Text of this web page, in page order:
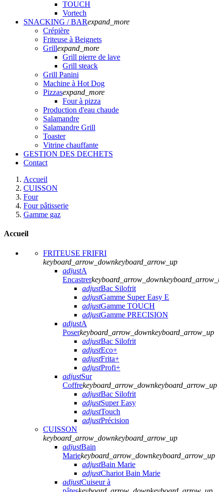
TOUCH
Vortech
SNACKING / BARexpand_more
Crépière
Friteuse à Beignets
Grillexpand_more
Grill pierre de lave
Grill steack
Grill Panini
Machine à Hot Dog
Pizzasexpand_more
Four à pizza
Production d'eau chaude
Salamandre
Salamandre Grill
Toaster
Vitrine chauffante
GESTION DES DECHETS
Contact
Accueil
CUISSON
Four
Four pâtisserie
Gamme gaz
Accueil
FRITEUSE FRIFRI
keyboard_arrow_downkeyboard_arrow_up
adjustA
Encastrerkeyboard_arrow_down
adjustBac Silofrit
adjustGamme Super Easy E
adjustGamme TOUCH
adjustGamme PRECISION
adjustA
Poserkeyboard_arrow_downkeyboard_arrow_up
adjustBac Silofrit
adjustEco+
adjustFrita+
adjustProfi+
adjustSur
Coffrekeyboard_arrow_downkeyboard_arrow_up
adjustBac Silofrit
adjustSuper Easy
adjustTouch
adjustPrécision
CUISSON
keyboard_arrow_downkeyboard_arrow_up
adjustBain
Mariekeyboard_arrow_downkeyboard_arrow_up
adjustBain Marie
adjustChariot Bain Marie
adjustCuiseur à